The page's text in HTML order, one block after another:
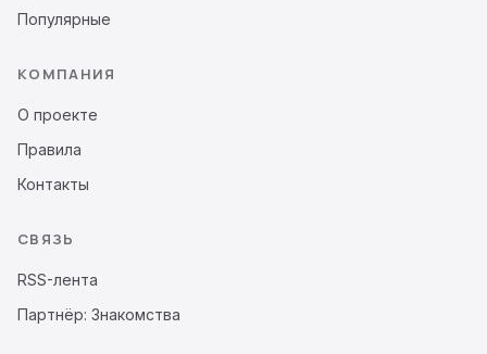
Популярные
КОМПАНИЯ
О проекте
Правила
Контакты
СВЯЗЬ
RSS-лента
Партнёр: Знакомства